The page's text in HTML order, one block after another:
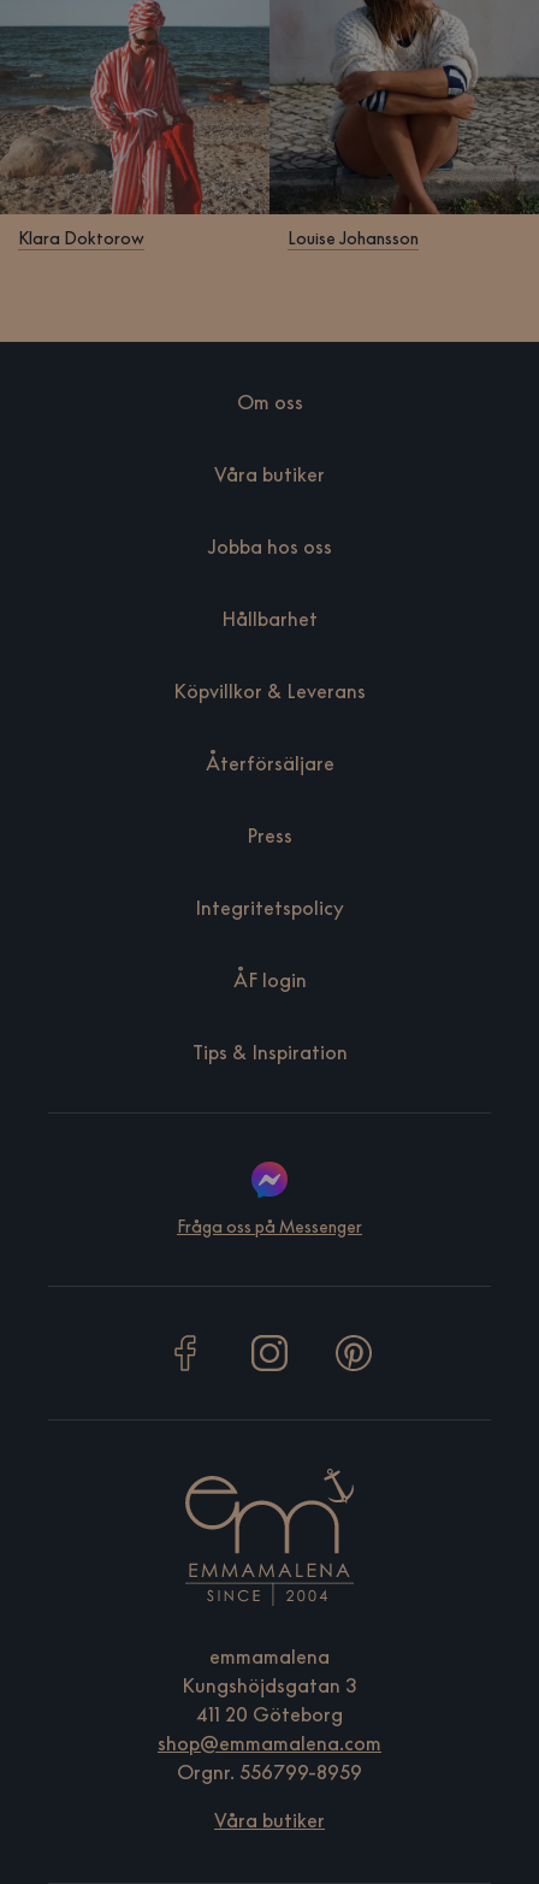
Klara Doktorow Louise Johansson
Om oss
Våra butiker
Jobba hos oss
Hållbarhet
Köpvillkor & Leverans
Återförsäljare
Press
Integritetspolicy
ÅF login
Tips & Inspiration
Fråga oss på Messenger
emmamalena
Kungshöjdsgatan 3
411 20 Göteborg
shop@emmamalena.com
Orgnr. 556799-8959
Våra butiker